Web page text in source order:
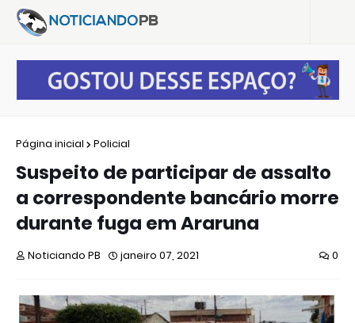
Página inicial Policial
Suspeito de participar de assalto
a correspondente bancário morre
durante fuga em Araruna
Noticiando PB janeiro 07, 2021 0